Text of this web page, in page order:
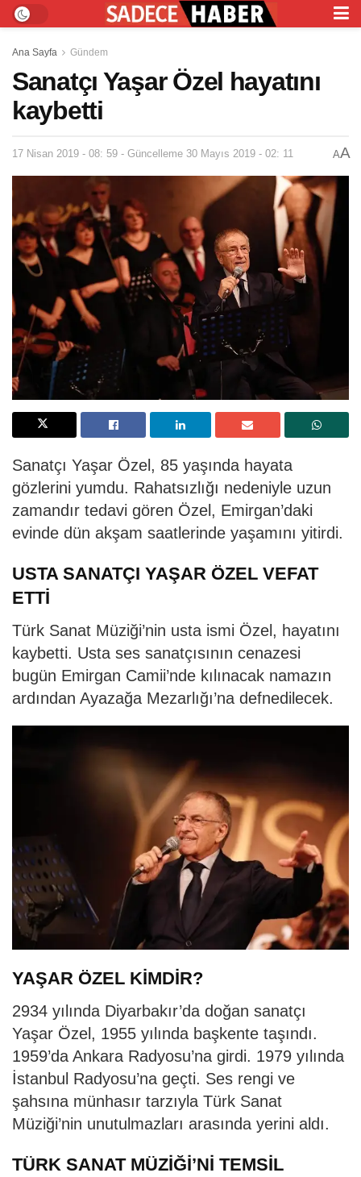
Ana Sayfa Gündem
Sanatçı Yaşar Özel hayatını
kaybetti
17 Nisan 2019 - 08: 59 - Güncelleme 30 Mayıs 2019 - 02: 11 AA
Sanatçı Yaşar Özel, 85 yaşında hayata
gözlerini yumdu. Rahatsızlığı nedeniyle uzun
zamandır tedavi gören Özel, Emirgan’daki
evinde dün akşam saatlerinde yaşamını yitirdi.
USTA SANATÇI YAŞAR ÖZEL VEFAT
ETTİ
Türk Sanat Müziği’nin usta ismi Özel, hayatını
kaybetti. Usta ses sanatçısının cenazesi
bugün Emirgan Camii’nde kılınacak namazın
ardından Ayazağa Mezarlığı’na defnedilecek.
YAŞAR ÖZEL KİMDİR?
2934 yılında Diyarbakır’da doğan sanatçı
Yaşar Özel, 1955 yılında başkente taşındı.
1959’da Ankara Radyosu’na girdi. 1979 yılında
İstanbul Radyosu’na geçti. Ses rengi ve
şahsına münhasır tarzıyla Türk Sanat
Müziği’nin unutulmazları arasında yerini aldı.
TÜRK SANAT MÜZİĞİ’Nİ TEMSİL